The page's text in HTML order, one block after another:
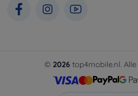
© 2026 top4mobile.nl.